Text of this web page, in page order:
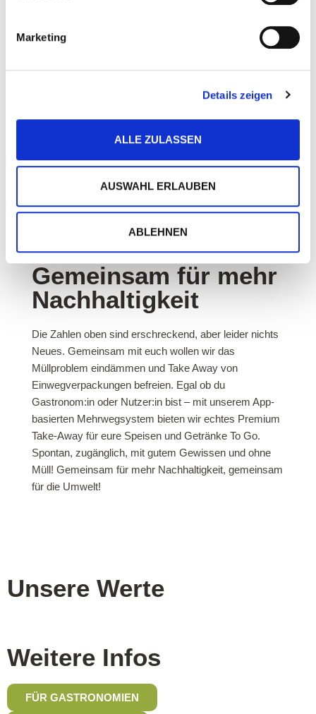
Marketing
Details zeigen
ALLE ZULASSEN
AUSWAHL ERLAUBEN
ABLEHNEN
0t
pro Kopf CO2 Emission
Gemeinsam für mehr
Nachhaltigkeit
Die Zahlen oben sind erschreckend, aber leider nichts
Neues. Gemeinsam mit euch wollen wir das
Müllproblem eindämmen und Take Away von
Einwegverpackungen befreien. Egal ob du
Gastronom:in oder Nutzer:in bist – mit unserem App-
basierten Mehrwegsystem bieten wir echtes Premium
Take-Away für eure Speisen und Getränke To Go.
Spontan, zugänglich, mit gutem Gewissen und ohne
Müll! Gemeinsam für mehr Nachhaltigkeit, gemeinsam
für die Umwelt!
Unsere Werte
Weitere Infos
FÜR GASTRONOMIEN